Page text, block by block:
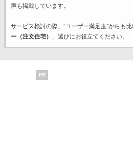
声も掲載しています。
サービス検討の際、“ユーザー満足度”からも
ー（注文住宅）
」選びにお役立てください。
PR